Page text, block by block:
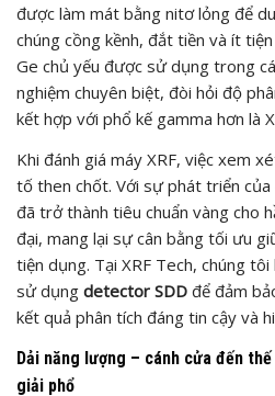
được làm mát bằng nitơ lỏng để
chúng cồng kềnh, đắt tiền và ít
Ge chủ yếu được sử dụng trong
nghiệm chuyên biệt, đòi hỏi độ
kết hợp với phổ kế gamma hơn là
Khi đánh giá máy XRF, việc xem
tố then chốt. Với sự phát triển của
đã trở thành tiêu chuẩn vàng cho
đại, mang lại sự cân bằng tối ưu
tiện dụng. Tại XRF Tech, chúng
sử dụng detector SDD để đảm
kết quả phân tích đáng tin cậy và
Dải năng lượng – cánh cửa đến
giải phổ